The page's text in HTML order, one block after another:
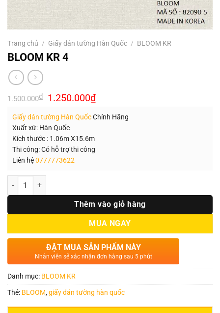
Trang chủ / Giấy dán tường Hàn Quốc / BLOOM KR
BLOOM KR 4
1.500.000₫ Giá
gốc
1.500.000₫.
1.250.000₫Giá
hiện
là:
Giấy dán tường Hàn QuốcChính Hãng
Xuất xứ: Hàn Quốc
Kích thước : 1.06m X15.6m
Thi công: Có hỗ trợ thi công
Liên hệ0777773622
Số lượng
Thêm vào giỏ hàng
MUA NGAY
ĐẶT MUA SẢN PHẨM NÀY
Nhân viên sẽ xác nhận đơn hàng sau 5 phút
Danh mục: BLOOM KR
Thẻ: BLOOM,giấy dán tường hàn quốc